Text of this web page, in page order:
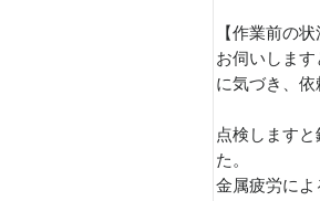
【作業前の状
お伺いしま
に気づき、依
点検します
た。
金属疲労によ